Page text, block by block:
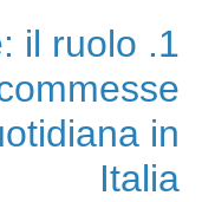
il ruolo
in
Italia